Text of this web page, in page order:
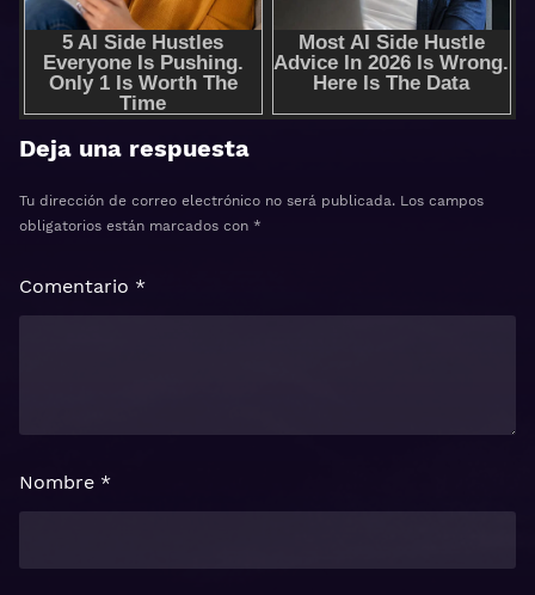
Deja una respuesta
Tu dirección de correo electrónico no será publicada. Los campos
obligatorios están marcados con *
Comentario *
Nombre *